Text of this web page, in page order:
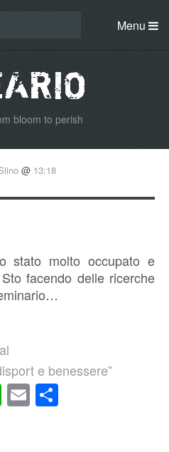
Menu
bloom to perish
@ 13:18
stato molto occupato e
facendo delle ricerche
e benessere”
WhatsApp
Email